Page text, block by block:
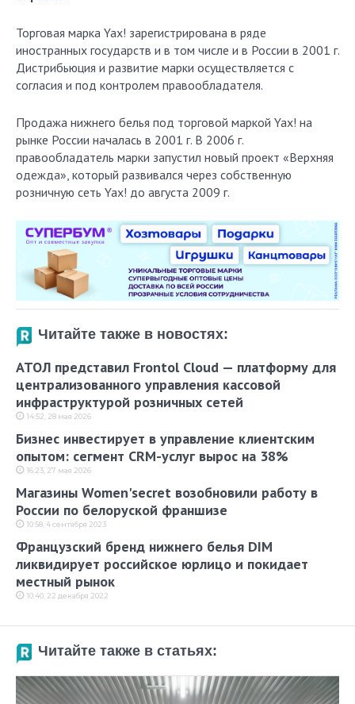
Торговая марка Yax! зарегистрирована в ряде
иностранных государств и в том числе и в России в 2001 г.
Дистрибьюция и развитие марки осуществляется с
согласия и под контролем правообладателя.
Продажа нижнего белья под торговой маркой Yax! на
рынке России началась в 2001 г. В 2006 г.
правообладатель марки запустил новый проект «Верхняя
одежда», который развивался через собственную
розничную сеть Yax! до августа 2009 г.
Читайте также в новостях:
АТОЛ представил Frontol Cloud — платформу для
централизованного управления кассовой
инфраструктурой розничных сетей
14:52, 28 мая 2026
Бизнес инвестирует в управление клиентским
опытом: сегмент CRM-услуг вырос на 38%
16:23, 27 мая 2026
Магазины Women'secret возобновили работу в
России по белоруской франшизе
10:58, 4 сентября 2023
Французский бренд нижнего белья DIM
ликвидирует российское юрлицо и покидает
местный рынок
10:40, 22 декабря 2022
Читайте также в статьях: